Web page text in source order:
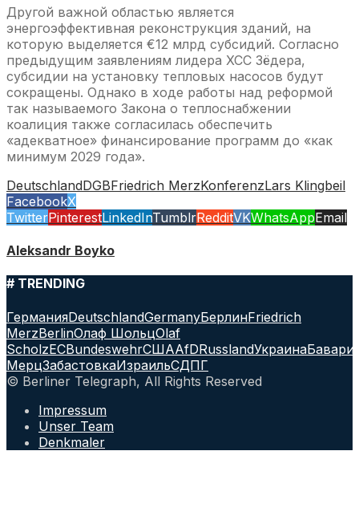
Другой важной областью является
энергоэффективная реконструкция зданий, на
которую выделяется €12 млрд субсидий. Согласно
предыдущим заявлениям лидера ХСС Зёдера,
субсидии на установку тепловых насосов будут
сокращены. Однако в ходе работы над реформой
так называемого Закона о теплоснабжении
коалиция также согласилась обеспечить
«адекватное» финансирование программ до «как
минимум 2029 года».
DeutschlandDGBFriedrich MerzKonferenzLars Klingbeil
FacebookX
TwitterPinterestLinkedInTumblrRedditVKWhatsAppEmail
Aleksandr Boyko
# TRENDING
ГерманияDeutschlandGermanyБерлинFriedrich
MerzBerlinОлаф ШольцOlaf
ScholzЕСBundeswehrСШАAfDRusslandУкраина
МерцЗабастовкаИзраильСДПГ
© Berliner Telegraph, All Rights Reserved
Impressum
Unser Team
Denkmaler